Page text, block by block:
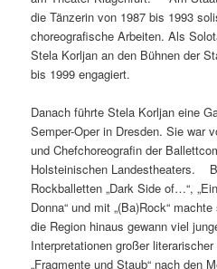
die Tänzerin von 1987 bis 1993
choreografische Arbeiten. Als
Stela Korljan an den Bühnen der
bis 1999 engagiert.
Danach führte Stela Korljan eine
Semper-Oper in Dresden. Sie war
und Chefchoreografin der
Holsteinischen Landestheaters.
Rockballetten „Dark Side of…“,
Donna“ und mit „(Ba)Rock“
die Region hinaus gewann viel
Interpretationen großer literarischer
„Fragmente und Staub“ nach den